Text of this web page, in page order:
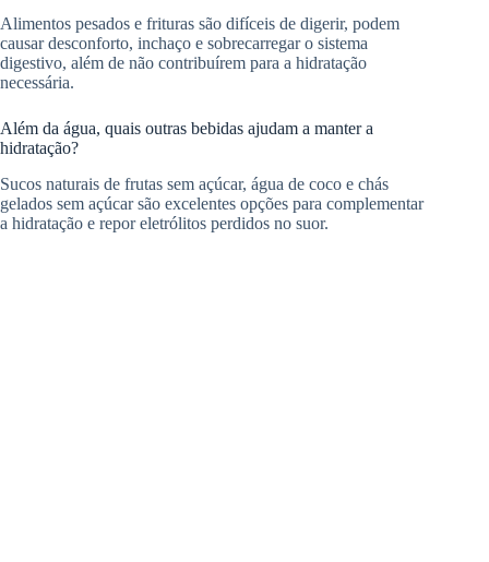
Alimentos pesados e frituras são difíceis de digerir, podem
causar desconforto, inchaço e sobrecarregar o sistema
digestivo, além de não contribuírem para a hidratação
necessária.
Além da água, quais outras bebidas ajudam a manter a
hidratação?
Sucos naturais de frutas sem açúcar, água de coco e chás
gelados sem açúcar são excelentes opções para complementar
a hidratação e repor eletrólitos perdidos no suor.